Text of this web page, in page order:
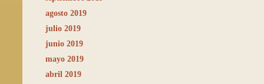
agosto 2019
julio 2019
junio 2019
mayo 2019
abril 2019